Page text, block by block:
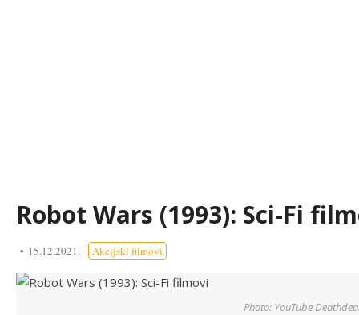
Robot Wars (1993): Sci-Fi
15.12.2021. Akcijski filmovi
Photo: YouTube